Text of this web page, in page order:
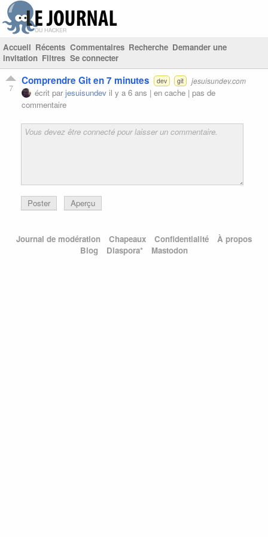
Accueil Récents Commentaires Recherche Demander une
invitation Filtres Se connecter
7
Comprendre Git en 7 minutes dev git jesuisundev.com
écrit parjesuisundev il y a 6 ans | en cache | pas de
commentaire
Poster Aperçu
Journal de modération Chapeaux Confidentialité
À propos
Blog
Diaspora* Mastodon